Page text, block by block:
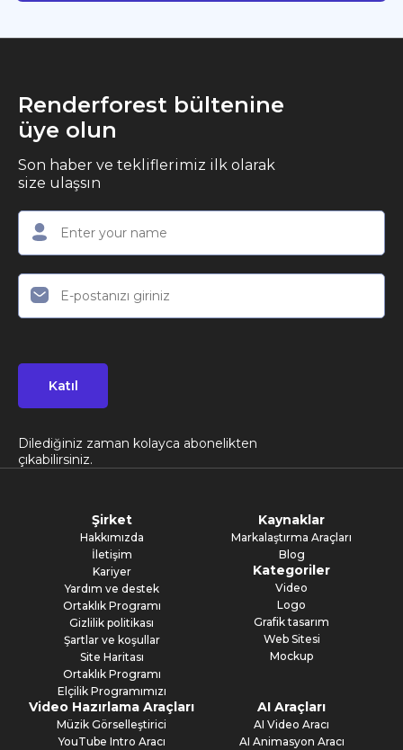
Renderforest bültenine
üye olun
Son haber ve tekliflerimiz ilk olarak
size ulaşsın
Katıl
Dilediğiniz zaman kolayca abonelikten
çıkabilirsiniz.
Şirket
Hakkımızda
İletişim
Kariyer
Yardım ve destek
Ortaklık Programı
Gizlilik politikası
Şartlar ve koşullar
Site Haritası
Ortaklık Programı
Elçilik Programımızı
Kaynaklar
Markalaştırma Araçları
Blog
Kategoriler
Video
Logo
Grafik tasarım
Web Sitesi
Mockup
Video Hazırlama Araçları
Müzik Görselleştirici
YouTube Intro Aracı
AI Araçları
AI Video Aracı
AI Animasyon Aracı